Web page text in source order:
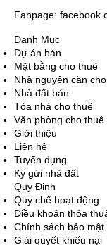
Fanpage:
Danh Mục
Dự án bán
Mặt bằng cho thuê
Nhà nguyên căn
Nhà đất bán
Tòa nhà cho thuê
Văn phòng cho thuê
Giới thiệu
Liên hệ
Tuyển dụng
Ký gửi nhà đất
Quy Định
Quy chế hoạt động
Điều khoản thỏa
Chính sách bảo mật
Giải quyết khiếu nại